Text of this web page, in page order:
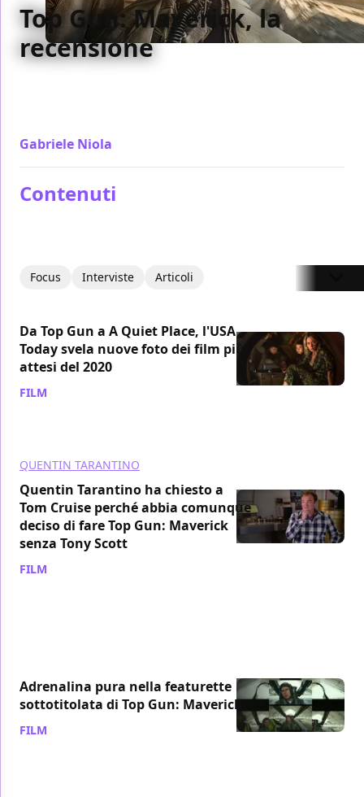
Top Gun: Maverick, la
recensione
Gabriele Niola
Contenuti
Focus Interviste Articoli
Da Top Gun a A Quiet Place, l'USA
Today svela nuove foto dei film più
attesi del 2020
FILM
QUENTIN TARANTINO
Quentin Tarantino ha chiesto a
Tom Cruise perché abbia comunque
deciso di fare Top Gun: Maverick
senza Tony Scott
FILM
Adrenalina pura nella featurette
sottotitolata di Top Gun: Maverick
FILM